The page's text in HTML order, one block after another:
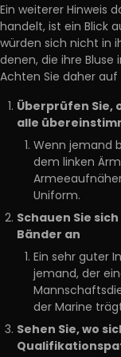
Ein weiterer Hinweis
handelt, ist ein Blick
würden sich nicht in
denen, die ihre Bluse
Achten Sie daher
Überprüfen Sie,
alle
Wenn jemand
dem linken
Uniform.
Schauen Sie
Bänder an
Ein sehr guter
jemand, der
der Marine
Sehen Sie, wo